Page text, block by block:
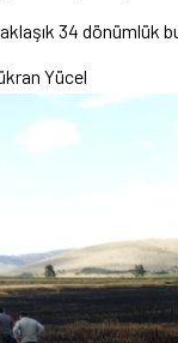
34 dönümlük
Yücel
merkez tahsis